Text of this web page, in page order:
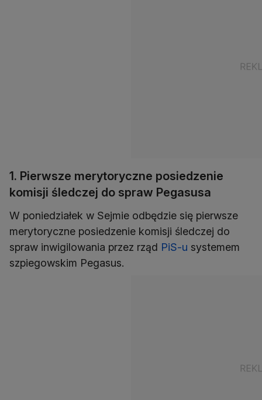
1. Pierwsze merytoryczne posiedzenie
komisji śledczej do spraw Pegasusa
W poniedziałek w Sejmie odbędzie się pierwsze
merytoryczne posiedzenie komisji śledczej do
spraw inwigilowania przez rząd PiS-u systemem